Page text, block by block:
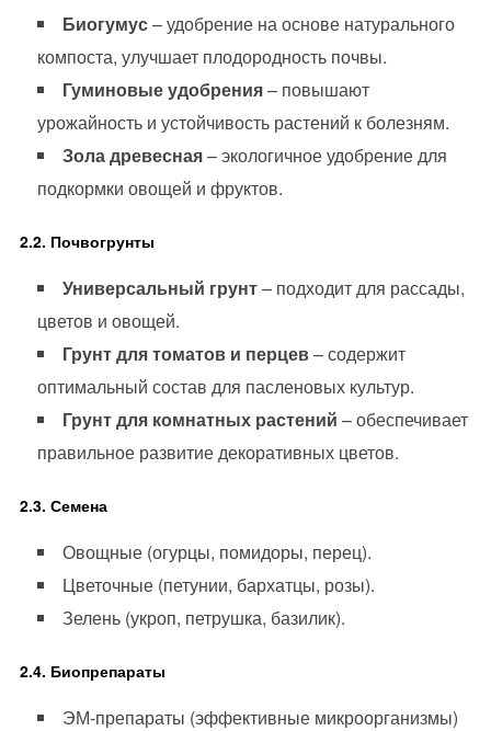
Биогумус– удобрение на основе натурального
компоста, улучшает плодородность почвы.
Гуминовые удобрения– повышают
урожайность и устойчивость растений к болезням.
Зола древесная– экологичное удобрение для
подкормки овощей и фруктов.
2.2. Почвогрунты
Универсальный грунт– подходит для рассады,
цветов и овощей.
Грунт для томатов и перцев– содержит
оптимальный состав для пасленовых культур.
Грунт для комнатных растений – обеспечивает
правильное развитие декоративных цветов.
2.3. Семена
Овощные (огурцы, помидоры, перец).
Цветочные (петунии, бархатцы, розы).
Зелень (укроп, петрушка, базилик).
2.4. Биопрепараты
ЭМ-препараты (эффективные микроорганизмы)